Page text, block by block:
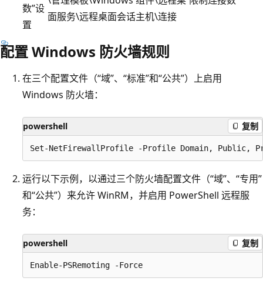
数”设
置
面服务\远程桌面会话主机\连接
配置 Windows 防火墙规则
在三个配置文件（“域”、“标准”和“公共”）上启用
Windows 防火墙：
powershell 复制
运行以下示例，以通过三个防火墙配置文件（“域”、“专用”
和“公共”）来允许 WinRM，并启用 PowerShell 远程服
务：
powershell 复制